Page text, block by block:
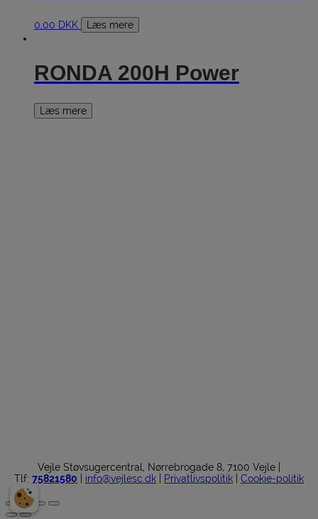
0,00 DKK Læs mere
RONDA 200H Power
Læs mere
Vejle Støvsugercentral, Nørrebrogade 8, 7100 Vejle |
Tlf: 75821580 info@vejlesc.dk Privatlivspolitik Cookie-politik